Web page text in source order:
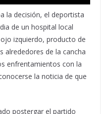
la decisión, el deportista
de un hospital local
izquierdo, producto de
alrededores de la cancha
enfrentamientos con la
la noticia de que
postergar el partido